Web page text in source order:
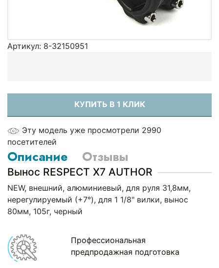
Артикул: 8-32150951
КУПИТЬ В 1 КЛИК
Эту модель уже просмотрели 2990
посетителей
Описание Отзывы
Вынос RESPECT Х7 AUTHOR
NEW, внешний, алюминиевый, для руля 31,8мм,
нерегулируемый (+7°), для 1 1/8" вилки, вынос
80мм, 105г, черный
Профессиональная
предпродажная подготовка